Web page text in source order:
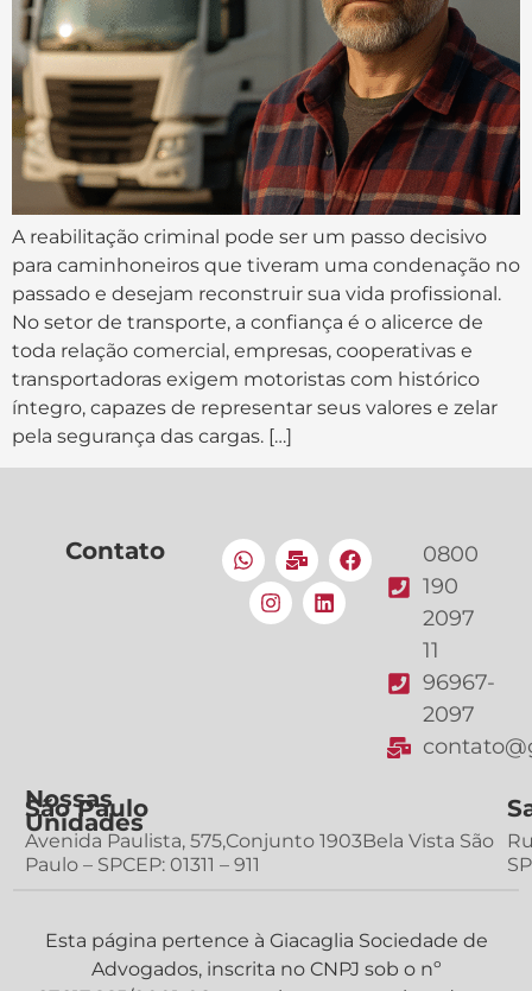
A reabilitação criminal pode ser um passo decisivo
para caminhoneiros que tiveram uma condenação no
passado e desejam reconstruir sua vida profissional.
No setor de transporte, a confiança é o alicerce de
toda relação comercial, empresas, cooperativas e
transportadoras exigem motoristas com histórico
íntegro, capazes de representar seus valores e zelar
pela segurança das cargas. […]
Contato
0800
190
2097
11
96967-
2097
Nossas
Unidades
São Paulo
Avenida Paulista, 575,Conjunto 1903Bela Vista São
Paulo – SPCEP: 01311 – 911
Esta página pertence à Giacaglia Sociedade de
Advogados, inscrita no CNPJ sob o nº